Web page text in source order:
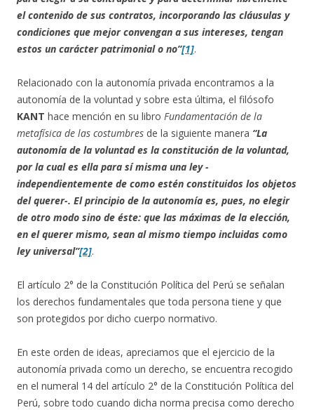
el contenido de sus contratos, incorporando las cláusulas y
condiciones que mejor convengan a sus intereses, tengan
estos un carácter patrimonial o no”[1].
Relacionado con la autonomía privada encontramos a la
autonomía de la voluntad y sobre esta última, el filósofo
KANT hace mención en su libro Fundamentación de la
metafísica de las costumbres de la siguiente manera “La
autonomía de la voluntad es la constitución de la voluntad,
por la cual es ella para sí misma una ley -
independientemente de como estén constituidos los objetos
del querer-. El principio de la autonomía es, pues, no elegir
de otro modo sino de éste: que las máximas de la elección,
en el querer mismo, sean al mismo tiempo incluidas como
ley universal”[2].
El artículo 2° de la Constitución Política del Perú se señalan
los derechos fundamentales que toda persona tiene y que
son protegidos por dicho cuerpo normativo.
En este orden de ideas, apreciamos que el ejercicio de la
autonomía privada como un derecho, se encuentra recogido
en el numeral 14 del artículo 2° de la Constitución Política del
Perú, sobre todo cuando dicha norma precisa como derecho